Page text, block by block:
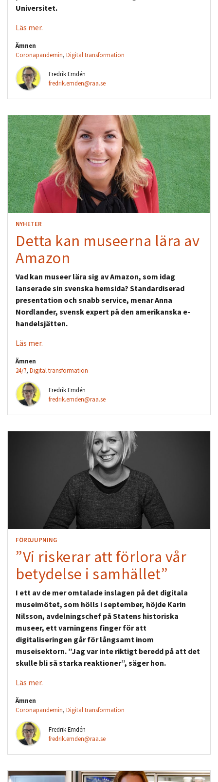
Universitet.
Läs mer.
Ämnen
Coronapandemin, Digital transformation
Fredrik Emdén
fredrik.emden@raa.se
NYHETER
Detta kan museerna lära av
Amazon
Vad kan museer lära sig av Amazon, som idag
lanserade sin svenska hemsida? Standardiserad
presentation och snabb service, menar Anna
Nordlander, svensk expert på den amerikanska e-
handelsjätten.
Läs mer.
Ämnen
24/7, Digital transformation
Fredrik Emdén
fredrik.emden@raa.se
FÖRDJUPNING
”Vi riskerar att förlora vår
betydelse i samhället”
I ett av de mer omtalade inslagen på det digitala
museimötet, som hölls i september, höjde Karin
Nilsson, avdelningschef på Statens historiska
museer, ett varningens finger för att
digitaliseringen går för långsamt inom
museisektorn. ”Jag var inte riktigt beredd på att det
skulle bli så starka reaktioner”, säger hon.
Läs mer.
Ämnen
Coronapandemin, Digital transformation
Fredrik Emdén
fredrik.emden@raa.se